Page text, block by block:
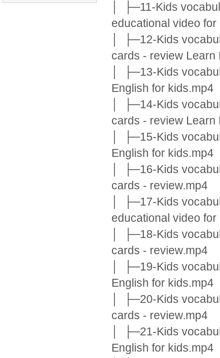
│ ├─11-Kids
educational video for
│ ├─12-Kids
cards - review Learn
│ ├─13-Kids
English for kids.mp4
│ ├─14-Kids
cards - review Learn
│ ├─15-Kids
English for kids.mp4
│ ├─16-Kids
cards - review.mp4
│ ├─17-Kids
educational video for
│ ├─18-Kids
cards - review.mp4
│ ├─19-Kids
English for kids.mp4
│ ├─20-Kids
cards - review.mp4
│ ├─21-Kids
English for kids.mp4